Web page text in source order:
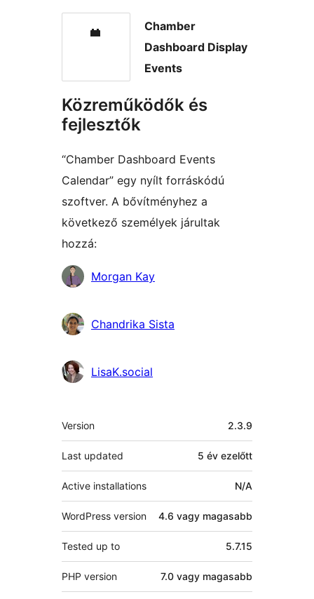
Chamber
Dashboard Display
Events
Közreműködők és
fejlesztők
“Chamber Dashboard Events
Calendar” egy nyílt forráskódú
szoftver. A bővítményhez a
következő személyek járultak
hozzá:
Közreműködők
Morgan Kay
Chandrika Sista
LisaK.social
Meta
Version 2.3.9
Last updated 5 év ezelőtt
Active installations N/A
WordPress version 4.6 vagy magasabb
Tested up to 5.7.15
PHP version 7.0 vagy magasabb